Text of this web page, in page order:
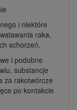
i niektóre
raka,
schorzeń.
i podobne
substancje
za rakotwórcze
po kontakcie